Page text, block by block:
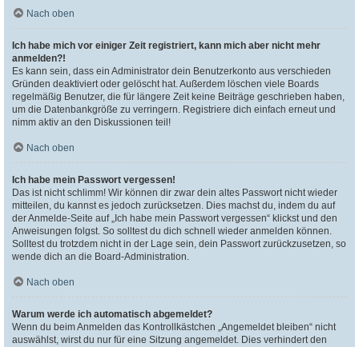
Nach oben
Ich habe mich vor einiger Zeit registriert, kann mich aber nicht mehr
anmelden?!
Es kann sein, dass ein Administrator dein Benutzerkonto aus verschieden
Gründen deaktiviert oder gelöscht hat. Außerdem löschen viele Boards
regelmäßig Benutzer, die für längere Zeit keine Beiträge geschrieben haben,
um die Datenbankgröße zu verringern. Registriere dich einfach erneut und
nimm aktiv an den Diskussionen teil!
Nach oben
Ich habe mein Passwort vergessen!
Das ist nicht schlimm! Wir können dir zwar dein altes Passwort nicht wieder
mitteilen, du kannst es jedoch zurücksetzen. Dies machst du, indem du auf
der Anmelde-Seite auf „Ich habe mein Passwort vergessen“ klickst und den
Anweisungen folgst. So solltest du dich schnell wieder anmelden können.
Solltest du trotzdem nicht in der Lage sein, dein Passwort zurückzusetzen, so
wende dich an die Board-Administration.
Nach oben
Warum werde ich automatisch abgemeldet?
Wenn du beim Anmelden das Kontrollkästchen „Angemeldet bleiben“ nicht
auswählst, wirst du nur für eine Sitzung angemeldet. Dies verhindert den